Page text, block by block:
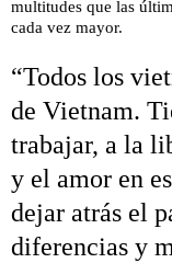
multitudes que las
cada vez mayor.
“Todos los
de Vietnam.
trabajar, a la
y el amor en
dejar atrás el
diferencias y